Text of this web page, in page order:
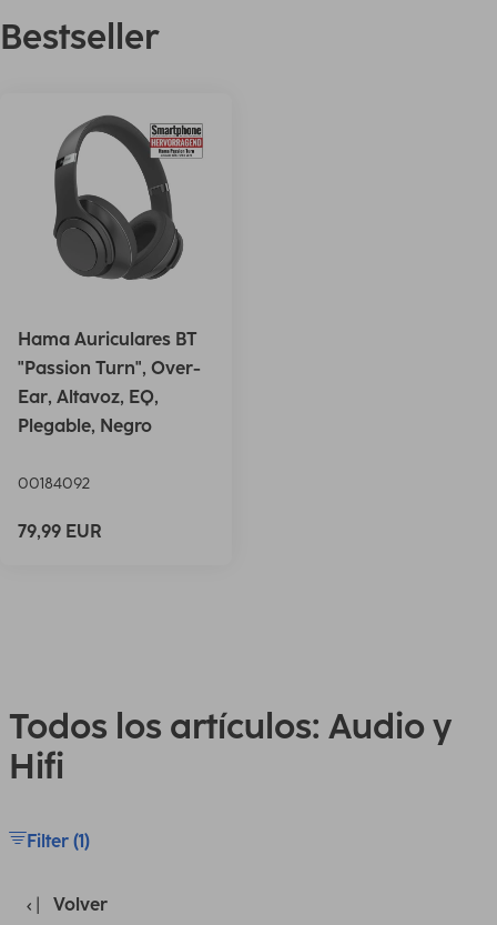
Bestseller
Hama Auriculares BT
"Passion Turn", Over-
Ear, Altavoz, EQ,
Plegable, Negro
00184092
79,99 EUR
Todos los artículos: Audio y
Hifi
Filter (1)
Volver